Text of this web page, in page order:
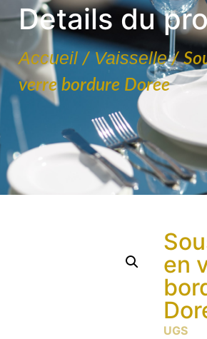
Details du
Accueil / Vaisselle/
verre bordure Doree
en
UGS